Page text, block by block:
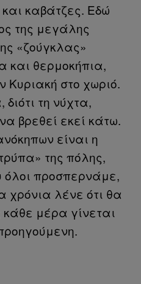
καβάτζες. Εδώ
της μεγάλης
«ζούγκλας»
και θερμοκήπια,
Κυριακή στο χωριό.
τη νύχτα,
βρεθεί εκεί κάτω.
είναι η
της πόλης,
όλοι προσπερνάμε,
χρόνια λένε ότι θα
μέρα γίνεται